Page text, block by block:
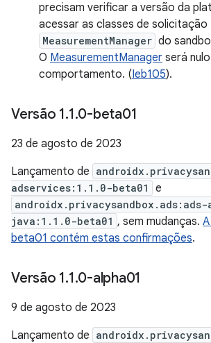
precisam verificar a versão da
acessar as classes de solicitação
MeasurementManager do
O MeasurementManager será
comportamento. (Ieb105).
Versão 1.1.0-beta01
23 de agosto de 2023
Lançamento de
adservices:1.1.0-beta01
e
java:1.1.0-beta01 , sem mudanças.
beta01 contém estas confirmações.
Versão 1.1.0-alpha01
9 de agosto de 2023
Lançamento de